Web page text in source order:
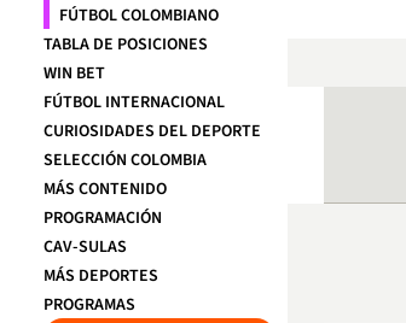
FÚTBOL COLOMBIANO
TABLA DE POSICIONES
WIN BET
FÚTBOL INTERNACIONAL
CURIOSIDADES DEL DEPORTE
SELECCIÓN COLOMBIA
MÁS CONTENIDO
PROGRAMACIÓN
CAV-SULAS
MÁS DEPORTES
PROGRAMAS